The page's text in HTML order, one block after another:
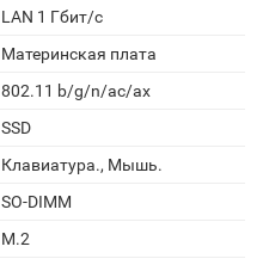
LAN 1 Гбит/с
Материнская плата
802.11 b/g/n/ac/ax
SSD
Клавиатура., Мышь.
SO-DIMM
M.2